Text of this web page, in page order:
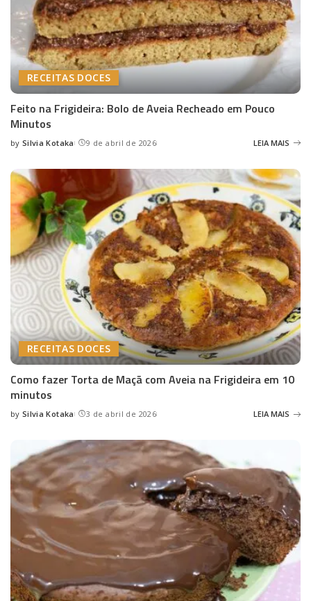
RECEITAS DOCES
Feito na Frigideira: Bolo de Aveia Recheado em Pouco
Minutos
Posted
by Silvia Kotaka 9 de abril de 2026 LEIA MAIS
RECEITAS DOCES
Como fazer Torta de Maçã com Aveia na Frigideira em 10
minutos
Posted
by Silvia Kotaka 3 de abril de 2026 LEIA MAIS